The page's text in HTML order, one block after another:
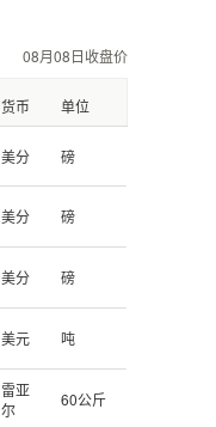
08月08日收盘价
货币 单位
美分 磅
美分 磅
美分 磅
美元 吨
雷亚
尔
60公斤